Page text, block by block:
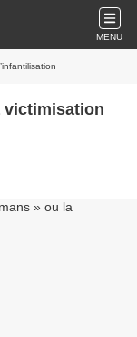
MENU
victimisation